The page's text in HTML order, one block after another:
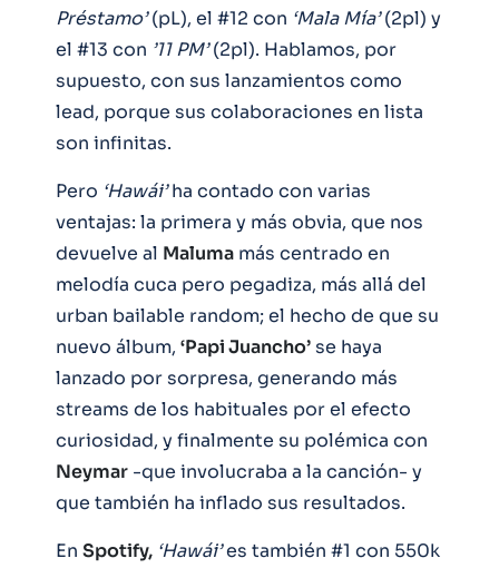
Préstamo’(pL), el #12 con ‘Mala Mía’(2pl) y
el #13 con ’11 PM’(2pl). Hablamos, por
supuesto, con sus lanzamientos como
lead, porque sus colaboraciones en lista
son infinitas.
Pero ‘Hawái’ha contado con varias
ventajas: la primera y más obvia, que nos
devuelve al Maluma más centrado en
melodía cuca pero pegadiza, más allá del
urban bailable random; el hecho de que su
nuevo álbum, ‘Papi Juancho’se haya
lanzado por sorpresa, generando más
streams de los habituales por el efecto
curiosidad, y finalmente su polémica con
Neymar -que involucraba a la canción- y
que también ha inflado sus resultados.
En Spotify, ‘Hawái’es también #1 con 550k